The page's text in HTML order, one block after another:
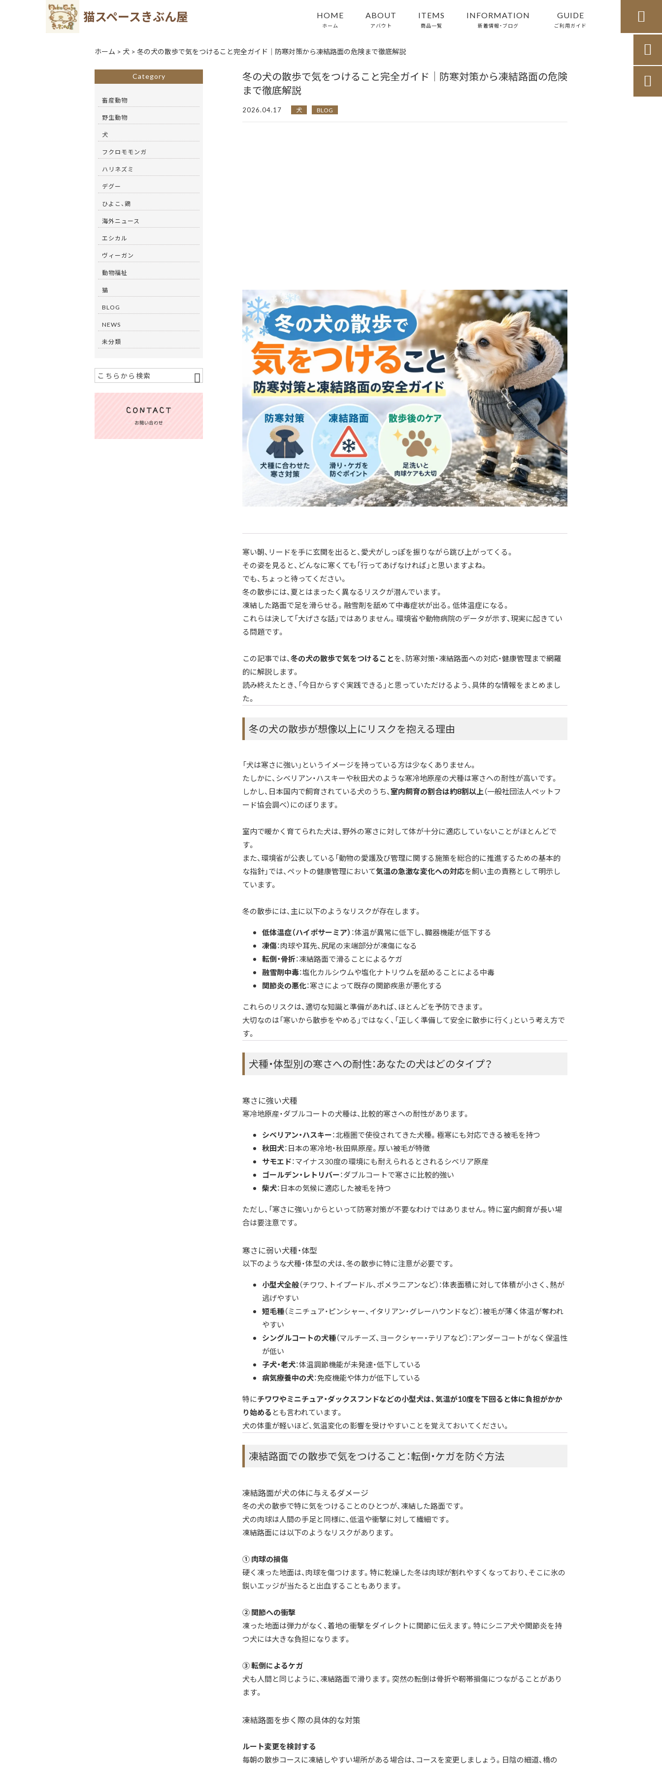
猫スペースきぶん屋 HOME
ホーム
ABOUT
アバウト
ITEMS
商品一覧
INFORMATION
新着情報・ブログ
GUIDE
ご利用ガイド

ホーム > 犬 > 冬の犬の散歩で気をつけること完全ガイド｜防寒対策から凍結路面の危険まで徹底解説
冬の犬の散歩で気をつけること完全ガイド｜防寒対策から凍結路面の危険
まで徹底解説
2026.04.17 犬 BLOG
寒い朝、リードを手に玄関を出ると、愛犬がしっぽを振りながら跳び上がってくる。
その姿を見ると、どんなに寒くても「行ってあげなければ」と思いますよね。
でも、ちょっと待ってください。
冬の散歩には、夏とはまったく異なるリスクが潜んでいます。
凍結した路面で足を滑らせる。融雪剤を舐めて中毒症状が出る。低体温症になる。
これらは決して「大げさな話」ではありません。環境省や動物病院のデータが示す、現実に起きてい
る問題です。
この記事では、冬の犬の散歩で気をつけることを、防寒対策・凍結路面への対応・健康管理まで網羅
的に解説します。
読み終えたとき、「今日からすぐ実践できる」と思っていただけるよう、具体的な情報をまとめまし
た。
冬の犬の散歩が想像以上にリスクを抱える理由
「犬は寒さに強い」というイメージを持っている方は少なくありません。
たしかに、シベリアン・ハスキーや秋田犬のような寒冷地原産の犬種は寒さへの耐性が高いです。
しかし、日本国内で飼育されている犬のうち、室内飼育の割合は約8割以上（一般社団法人ペットフ
ード協会調べ）にのぼります。
室内で暖かく育てられた犬は、野外の寒さに対して体が十分に適応していないことがほとんどで
す。
また、環境省が公表している「動物の愛護及び管理に関する施策を総合的に推進するための基本的
な指針」では、ペットの健康管理において気温の急激な変化への対応を飼い主の責務として明示し
ています。
冬の散歩には、主に以下のようなリスクが存在します。
低体温症（ハイポサーミア） ：体温が異常に低下し、臓器機能が低下する
凍傷：肉球や耳先、尻尾の末端部分が凍傷になる
転倒・骨折：凍結路面で滑ることによるケガ
融雪剤中毒：塩化カルシウムや塩化ナトリウムを舐めることによる中毒
関節炎の悪化：寒さによって既存の関節疾患が悪化する
これらのリスクは、適切な知識と準備があれば、ほとんどを予防できます。
大切なのは「寒いから散歩をやめる」ではなく、「正しく準備して安全に散歩に行く」という考え方で
す。
犬種・体型別の寒さへの耐性：あなたの犬はどのタイプ？
寒さに強い犬種
寒冷地原産・ダブルコートの犬種は、比較的寒さへの耐性があります。
シベリアン・ハスキー：北極圏で使役されてきた犬種。極寒にも対応できる被毛を持つ
秋田犬：日本の寒冷地・秋田県原産。厚い被毛が特徴
サモエド：マイナス30度の環境にも耐えられるとされるシベリア原産
ゴールデン・レトリバー：ダブルコートで寒さに比較的強い
柴犬：日本の気候に適応した被毛を持つ
ただし、「寒さに強い」からといって防寒対策が不要なわけではありません。特に室内飼育が長い場
合は要注意です。
寒さに弱い犬種・体型
以下のような犬種・体型の犬は、冬の散歩に特に注意が必要です。
小型犬全般（チワワ、トイプードル、ポメラニアンなど）：体表面積に対して体積が小さく、熱が
逃げやすい
短毛種（ミニチュア・ピンシャー、イタリアン・グレーハウンドなど）：被毛が薄く体温が奪われ
やすい
シングルコートの犬種（マルチーズ、ヨークシャー・テリアなど）：アンダーコートがなく保温性
が低い
子犬・老犬：体温調節機能が未発達・低下している
病気療養中の犬：免疫機能や体力が低下している
特にチワワやミニチュア・ダックスフンドなどの小型犬は、気温が10度を下回ると体に負担がかか
り始める とも言われています。
犬の体重が軽いほど、気温変化の影響を受けやすいことを覚えておいてください。
凍結路面での散歩で気をつけること：転倒・ケガを防ぐ方法
凍結路面が犬の体に与えるダメージ
冬の犬の散歩で特に気をつけることのひとつが、凍結した路面です。
犬の肉球は人間の手足と同様に、低温や衝撃に対して繊細です。
凍結路面には以下のようなリスクがあります。
① 肉球の損傷
硬く凍った地面は、肉球を傷つけます。特に乾燥した冬は肉球が割れやすくなっており、そこに氷の
鋭いエッジが当たると出血することもあります。
② 関節への衝撃
凍った地面は弾力がなく、着地の衝撃をダイレクトに関節に伝えます。特にシニア犬や関節炎を持
つ犬には大きな負担になります。
③ 転倒によるケガ
犬も人間と同じように、凍結路面で滑ります。突然の転倒は骨折や靭帯損傷につながることがあり
ます。
凍結路面を歩く際の具体的な対策
ルート変更を検討する
毎朝の散歩コースに凍結しやすい場所がある場合は、コースを変更しましょう。日陰の細道、橋の
Category
畜産動物
野生動物
犬
フクロモモンガ
ハリネズミ
デグー
ひよこ、鶏
海外ニュース
エシカル
ヴィーガン
動物福祉
猫
BLOG
NEWS
未分類

